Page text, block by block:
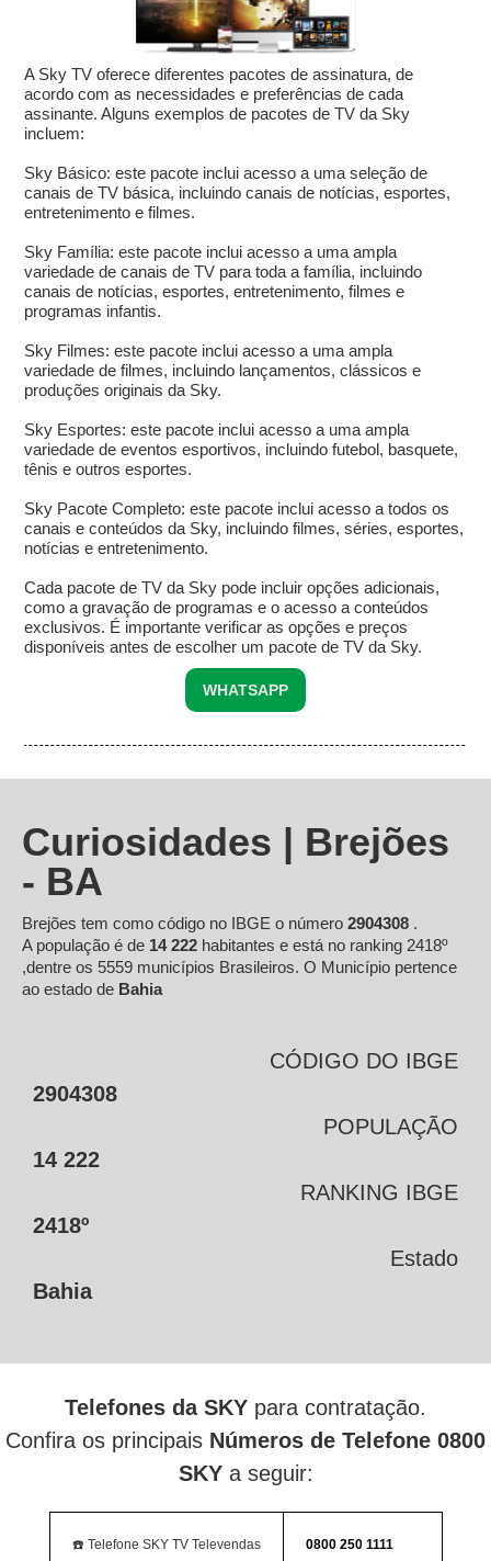
A Sky TV oferece diferentes pacotes de assinatura, de
acordo com as necessidades e preferências de cada
assinante. Alguns exemplos de pacotes de TV da Sky
incluem:
Sky Básico: este pacote inclui acesso a uma seleção de
canais de TV básica, incluindo canais de notícias, esportes,
entretenimento e filmes.
Sky Família: este pacote inclui acesso a uma ampla
variedade de canais de TV para toda a família, incluindo
canais de notícias, esportes, entretenimento, filmes e
programas infantis.
Sky Filmes: este pacote inclui acesso a uma ampla
variedade de filmes, incluindo lançamentos, clássicos e
produções originais da Sky.
Sky Esportes: este pacote inclui acesso a uma ampla
variedade de eventos esportivos, incluindo futebol, basquete,
tênis e outros esportes.
Sky Pacote Completo: este pacote inclui acesso a todos os
canais e conteúdos da Sky, incluindo filmes, séries, esportes,
notícias e entretenimento.
Cada pacote de TV da Sky pode incluir opções adicionais,
como a gravação de programas e o acesso a conteúdos
exclusivos. É importante verificar as opções e preços
disponíveis antes de escolher um pacote de TV da Sky.
WHATSAPP
Curiosidades | Brejões
- BA
Brejões tem como código no IBGE o número 2904308 .
A população é de 14 222 habitantes e está no ranking 2418º
,dentre os 5559 municípios Brasileiros. O Município pertence
ao estado de Bahia
CÓDIGO DO IBGE
2904308
POPULAÇÃO
14 222
RANKING IBGE
2418º
Estado
Bahia
Telefones da SKY para contratação.
Confira os principais Números de Telefone 0800
SKYa seguir:
☎️ Telefone SKY TV Televendas 0800 250 1111